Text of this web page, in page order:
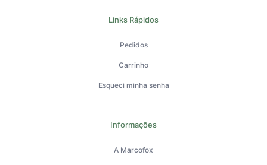
Links Rápidos
Pedidos
Carrinho
Esqueci minha senha
Informações
A Marcofox